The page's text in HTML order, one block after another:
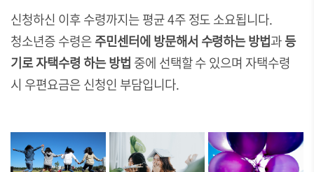
신청하신 이후 수령까지는 평균 4주 정도 소요됩니다.
청소년증 수령은주민센터에 방문해서 수령하는 방법과등
기로 자택수령 하는 방법 중에 선택할 수 있으며 자택수령
시 우편요금은 신청인 부담입니다.